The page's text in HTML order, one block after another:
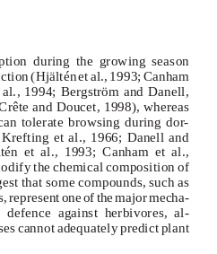
during the growing season
(Hjältén et al., 1993; Canham
1994; Bergström and Danell,
and Doucet, 1998), whereas
tolerate browsing during dor-
et al., 1966; Danell and
et al., 1993; Canham et al.,
the chemical composition of
that some compounds, such as
represent one of the major mecha-
against herbivores, al-
cannot adequately predict plant